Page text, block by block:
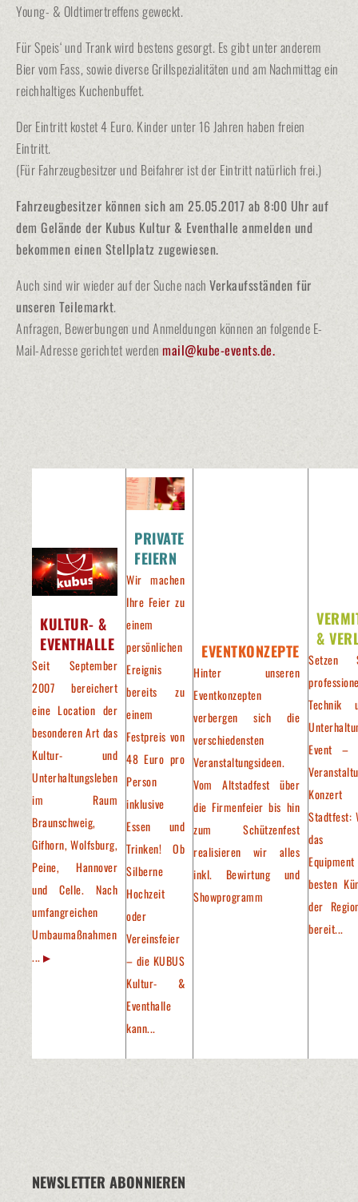
Young- & Oldtimertreffens geweckt.
Für Speis‘ und Trank wird bestens gesorgt. Es gibt unter anderem
Bier vom Fass, sowie diverse Grillspezialitäten und am Nachmittag ein
reichhaltiges Kuchenbuffet.
Der Eintritt kostet 4 Euro. Kinder unter 16 Jahren haben freien
Eintritt.
(Für Fahrzeugbesitzer und Beifahrer ist der Eintritt natürlich frei.)
Fahrzeugbesitzer können sich am 25.05.2017 ab 8:00 Uhr auf
dem Gelände der Kubus Kultur & Eventhalle anmelden und
bekommen einen Stellplatz zugewiesen.
Auch sind wir wieder auf der Suche nach Verkaufsständen für
unseren Teilemarkt.
Anfragen, Bewerbungen und Anmeldungen können an folgende E-
Mail-Adresse gerichtet werden mail@kube-events.de.
KULTUR- &
EVENTHALLE
Seit September
2007 bereichert
eine Location der
besonderen Art das
Kultur- und
Unterhaltungsleben
im Raum
Braunschweig,
Gifhorn, Wolfsburg,
Peine, Hannover
und Celle. Nach
umfangreichen
Umbaumaßnahmen
...
PRIVATE
FEIERN
Wir machen
Ihre Feier zu
einem
persönlichen
Ereignis
bereits zu
einem
Festpreis von
48 Euro pro
Person
inklusive
Essen und
Trinken! Ob
Silberne
Hochzeit
oder
Vereinsfeier
– die KUBUS
Kultur- &
Eventhalle
kann...
EVENTKONZEPTE
Hinter unseren
Eventkonzepten
verbergen sich die
verschiedensten
Veranstaltungsideen.
Vom Altstadfest über
die Firmenfeier bis hin
zum Schützenfest
realisieren wir alles
inkl. Bewirtung und
Showprogramm
&
Setzen
Technik
Event –
Stadtfest:
das
besten
der
bereit...
NEWSLETTER ABONNIEREN